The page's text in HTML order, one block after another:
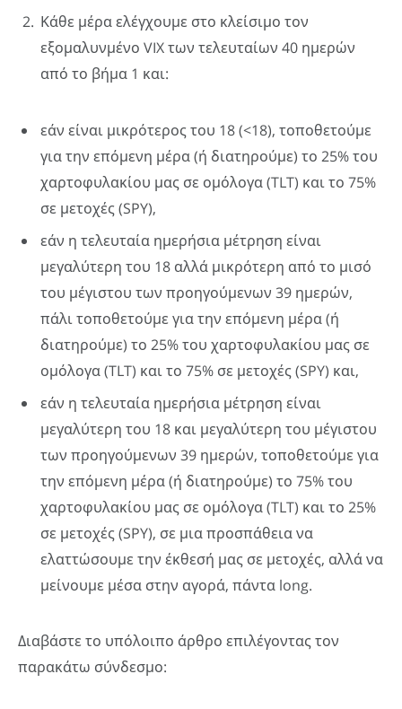
Κάθε μέρα ελέγχουμε στο κλείσιμο τον
εξομαλυνμένο VIX των τελευταίων 40 ημερών
από το βήμα 1 και:
εάν είναι μικρότερος του 18 (<18), τοποθετούμε
για την επόμενη μέρα (ή διατηρούμε) το 25% του
χαρτοφυλακίου μας σε ομόλογα (TLT) και το 75%
σε μετοχές (SPY),
εάν η τελευταία ημερήσια μέτρηση είναι
μεγαλύτερη του 18 αλλά μικρότερη από το μισό
του μέγιστου των προηγούμενων 39 ημερών,
πάλι τοποθετούμε για την επόμενη μέρα (ή
διατηρούμε) το 25% του χαρτοφυλακίου μας σε
ομόλογα (TLT) και το 75% σε μετοχές (SPY) και,
εάν η τελευταία ημερήσια μέτρηση είναι
μεγαλύτερη του 18 και μεγαλύτερη του μέγιστου
των προηγούμενων 39 ημερών, τοποθετούμε για
την επόμενη μέρα (ή διατηρούμε) το 75% του
χαρτοφυλακίου μας σε ομόλογα (TLT) και το 25%
σε μετοχές (SPY), σε μια προσπάθεια να
ελαττώσουμε την έκθεσή μας σε μετοχές, αλλά να
μείνουμε μέσα στην αγορά, πάντα long.
Διαβάστε το υπόλοιπο άρθρο επιλέγοντας τον
παρακάτω σύνδεσμο: